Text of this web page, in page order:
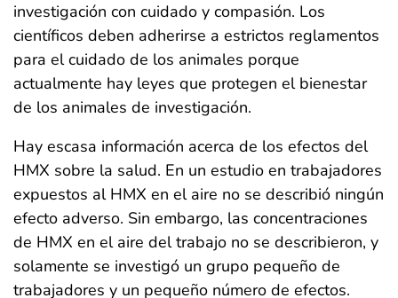
investigación con cuidado y compasión. Los
científicos deben adherirse a estrictos reglamentos
para el cuidado de los animales porque
actualmente hay leyes que protegen el bienestar
de los animales de investigación.
Hay escasa información acerca de los efectos del
HMX sobre la salud. En un estudio en trabajadores
expuestos al HMX en el aire no se describió ningún
efecto adverso. Sin embargo, las concentraciones
de HMX en el aire del trabajo no se describieron, y
solamente se investigó un grupo pequeño de
trabajadores y un pequeño número de efectos.